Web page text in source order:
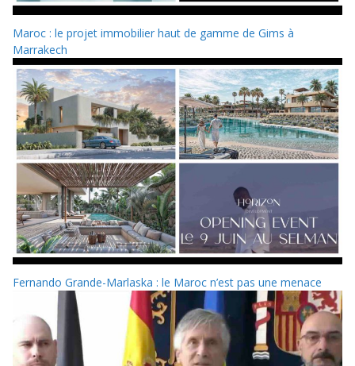
Maroc : le projet immobilier haut de gamme de Gims à
Marrakech
Fernando Grande-Marlaska : le Maroc n’est pas une menace